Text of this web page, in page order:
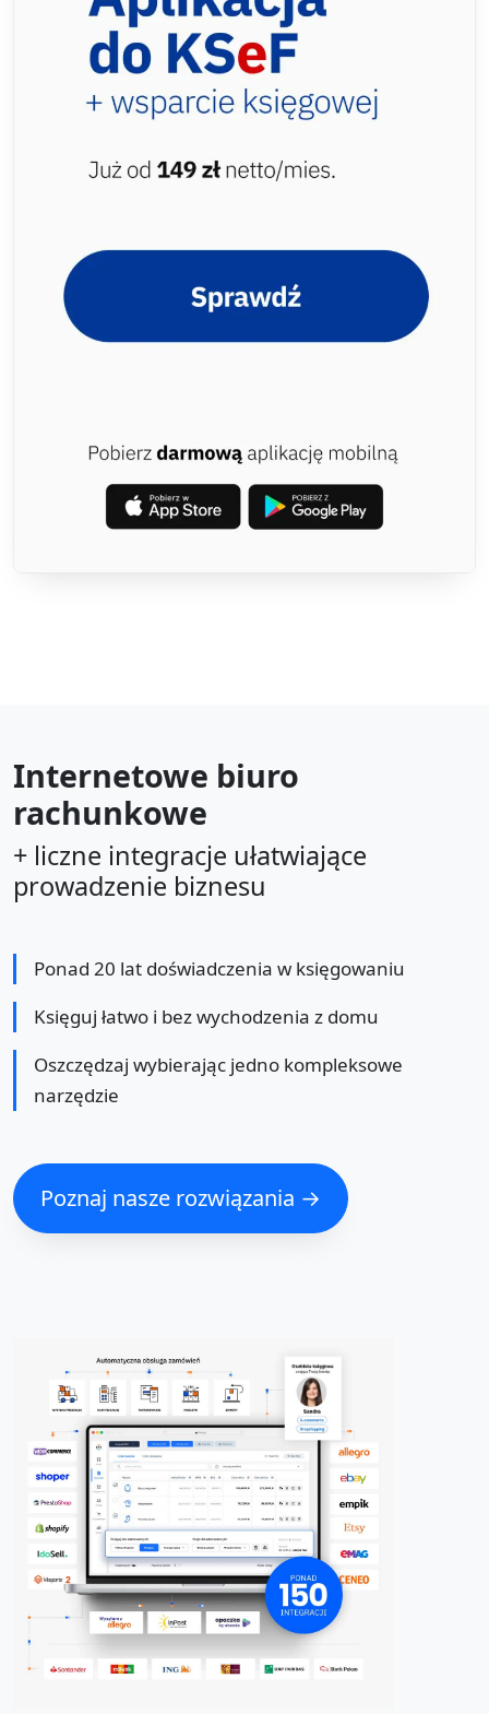
Internetowe biuro
rachunkowe
+ liczne integracje ułatwiające
prowadzenie biznesu
Ponad 20 lat doświadczenia w księgowaniu
Księguj łatwo i bez wychodzenia z domu
Oszczędzaj wybierając jedno kompleksowe
narzędzie
Poznaj nasze rozwiązania →